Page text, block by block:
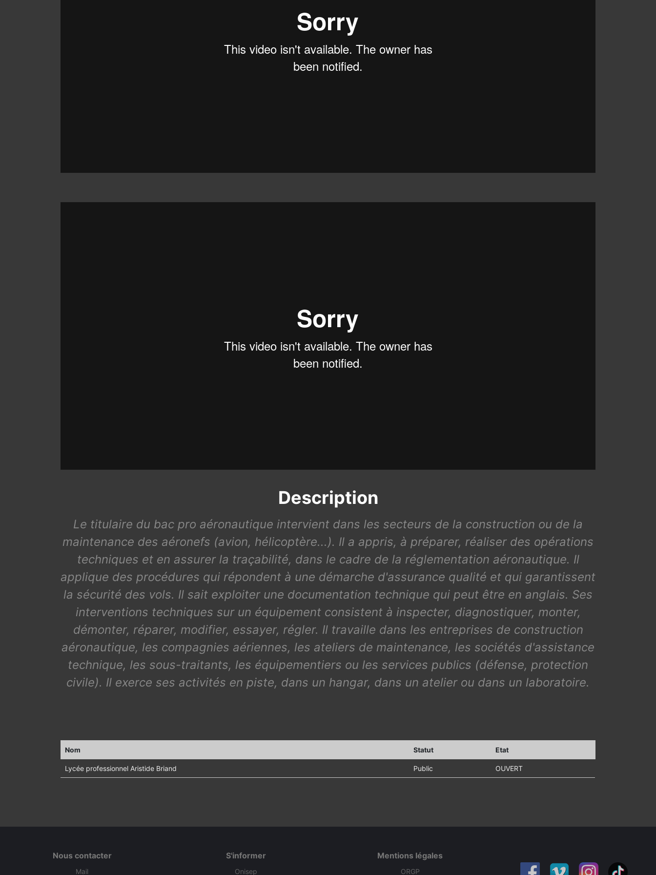
Description
Le titulaire du bac pro aéronautique intervient dans les secteurs de la construction ou de la
maintenance des aéronefs (avion, hélicoptère...). Il a appris, à préparer, réaliser des opérations
techniques et en assurer la traçabilité, dans le cadre de la réglementation aéronautique. Il
applique des procédures qui répondent à une démarche d'assurance qualité et qui garantissent
la sécurité des vols. Il sait exploiter une documentation technique qui peut être en anglais. Ses
interventions techniques sur un équipement consistent à inspecter, diagnostiquer, monter,
démonter, réparer, modifier, essayer, régler. Il travaille dans les entreprises de construction
aéronautique, les compagnies aériennes, les ateliers de maintenance, les sociétés d'assistance
technique, les sous-traitants, les équipementiers ou les services publics (défense, protection
civile). Il exerce ses activités en piste, dans un hangar, dans un atelier ou dans un laboratoire.
Nom Statut Etat
Lycée professionnel Aristide Briand Public OUVERT
Nous contacter
Mail
S'informer
Onisep
Mentions légales
ORGP